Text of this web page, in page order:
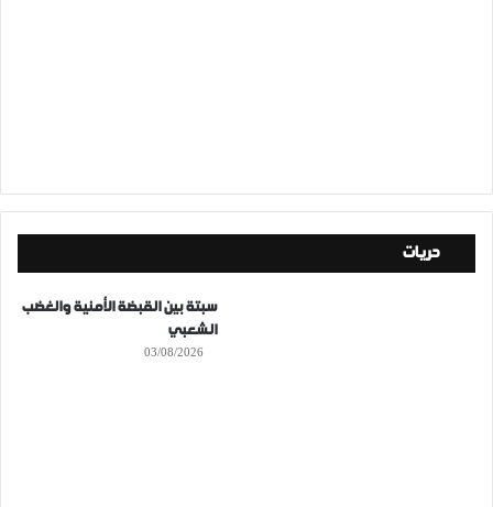
حريات
سبتة بين القبضة الأمنية والغضب
الشعبي
03/08/2026